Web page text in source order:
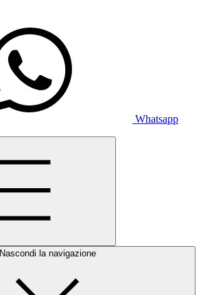
Whatsapp
Nascondi la navigazione